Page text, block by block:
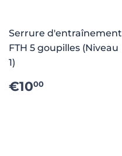
Serrure d'entraînement
FTH 5 goupilles (Niveau
1)
PRIX
RÉGULIER
€1000